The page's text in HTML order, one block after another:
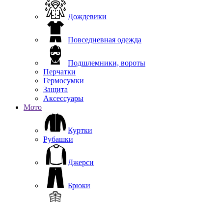
Дождевики
Повседневная одежда
Подшлемники, вороты
Перчатки
Гермосумки
Защита
Аксессуары
Мото
Куртки
Рубашки
Джерси
Брюки